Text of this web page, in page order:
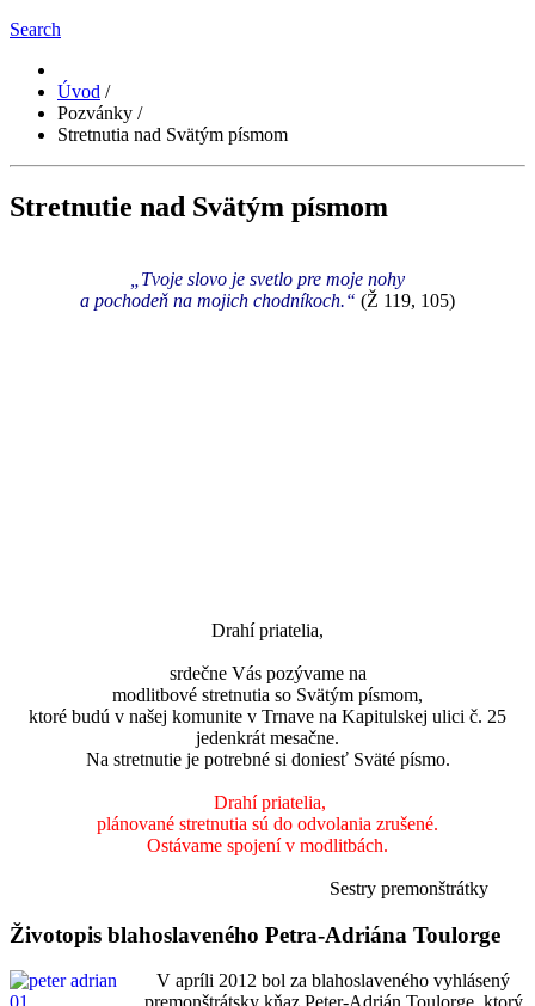
Search
Úvod /
Pozvánky /
Stretnutia nad Svätým písmom
Stretnutie nad Svätým písmom
„Tvoje slovo je svetlo pre moje nohy
a pochodeň na mojich chodníkoch.“ (Ž 119, 105)
Drahí priatelia,
srdečne Vás pozývame na
modlitbové stretnutia so Svätým písmom,
ktoré budú v našej komunite v Trnave na Kapitulskej ulici č. 25
jedenkrát mesačne.
Na stretnutie je potrebné si doniesť Sväté písmo.
Drahí priatelia,
plánované stretnutia sú do odvolania zrušené.
Ostávame spojení v modlitbách.
Sestry premonštrátky
Životopis blahoslaveného Petra-Adriána Toulorge
V apríli 2012 bol za blahoslaveného vyhlásený